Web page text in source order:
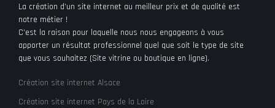
La création d’un site internet au meilleur prix et de qualité est
notre métier !
C’est la raison pour laquelle nous nous engageons à vous
apporter un résultat professionnel quel que soit le type de site
que vous souhaitez (Site vitrine ou boutique en ligne).
Création site internet Alsace
Création site internet Pays de la Loire